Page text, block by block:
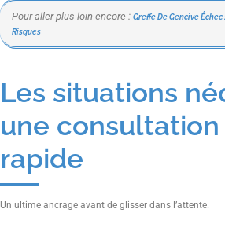
Pour aller plus loin encore : Greffe De Gencive
Risques
Les situations
une
rapide
Un ultime ancrage avant de glisser dans l’attente.